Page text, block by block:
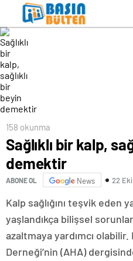
158 okunma
Sağlıklı bir kalp,
demektir
ABONE OL News 22
Kalp sağlığını teşvik eden
yaşlandıkça bilişsel
azaltmaya yardımcı
Derneği’nin (AHA)